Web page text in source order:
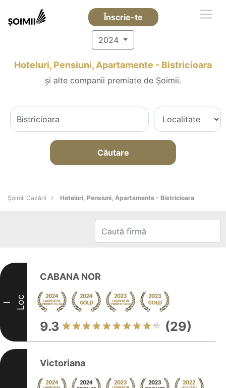
Înscrie-te
2024
Hoteluri, Pensiuni, Apartamente - Bistricioara
și alte companii premiate de Șoimii.
Căutare
Șoimii Cazării Hoteluri, Pensiuni, Apartamente - Bistricioara
I Loc
CABANA NOR
9.3 (29)
Victoriana